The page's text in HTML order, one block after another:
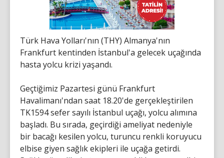
Türk Hava Yolları'nın (THY) Almanya'nın
Frankfurt kentinden İstanbul'a gelecek uçağında
hasta yolcu krizi yaşandı.
Geçtiğimiz Pazartesi günü Frankfurt
Havalimanı'ndan saat 18.20'de gerçekleştirilen
TK1594 sefer sayılı İstanbul uçağı, yolcu alımına
başladı. Bu sırada, geçirdiği ameliyat nedeniyle
bir bacağı kesilen yolcu, turuncu renkli koruyucu
elbise giyen sağlık ekipleri ile uçağa getirdi.